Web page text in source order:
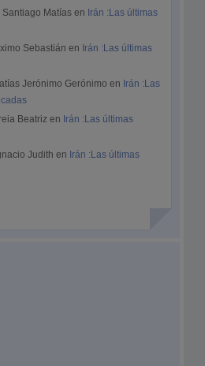
Santiago Matías en Irán :Las últimas
Sebastián en Irán :Las últimas
Jerónimo Gerónimo en Irán :Las
Beatriz en Irán :Las últimas
Judith en Irán :Las últimas